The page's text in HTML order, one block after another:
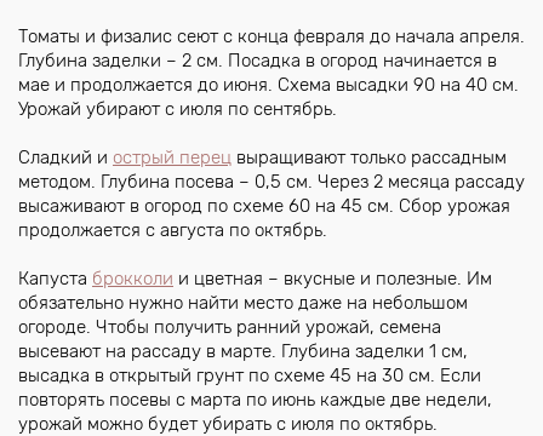
Томаты и физалис сеют с конца февраля до начала апреля.
Глубина заделки – 2 см. Посадка в огород начинается в
мае и продолжается до июня. Схема высадки 90 на 40 см.
Урожай убирают с июля по сентябрь.
Сладкий и острый перец выращивают только рассадным
методом. Глубина посева – 0,5 см. Через 2 месяца рассаду
высаживают в огород по схеме 60 на 45 см. Сбор урожая
продолжается с августа по октябрь.
Капуста брокколи и цветная – вкусные и полезные. Им
обязательно нужно найти место даже на небольшом
огороде. Чтобы получить ранний урожай, семена
высевают на рассаду в марте. Глубина заделки 1 см,
высадка в открытый грунт по схеме 45 на 30 см. Если
повторять посевы с марта по июнь каждые две недели,
урожай можно будет убирать с июля по октябрь.